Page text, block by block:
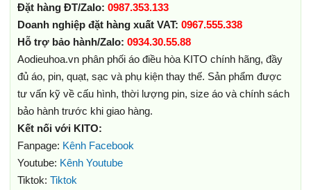
Đặt hàng ĐT/Zalo: 0987.353.133
Doanh nghiệp đặt hàng xuất VAT: 0967.555.338
Hỗ trợ bảo hành/Zalo: 0934.30.55.88
Aodieuhoa.vn phân phối áo điều hòa KITO chính hãng, đầy
đủ áo, pin, quạt, sạc và phụ kiện thay thế. Sản phẩm được
tư vấn kỹ về cấu hình, thời lượng pin, size áo và chính sách
bảo hành trước khi giao hàng.
Kết nối với KITO:
Fanpage: Kênh Facebook
Youtube: Kênh Youtube
Tiktok: Tiktok